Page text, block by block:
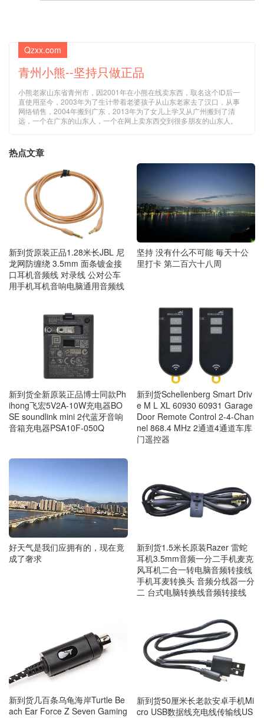
Qzxx.com
青州小熊--坚持只做正品
小熊老家山东省青州市，因2001年在小熊在线卖东西，取名这个ID后一
直使用至今，2003年为了生计带着老婆孩子从山东老家去了汉口，从事
网络销售，2004年搬到广东，2013年为了女儿上学又从广州搬到了清
远，一个在广东的山东人，一个在网上卖东西交到很多朋友的山东人。
热点文章
新到货原装正品1.28米长JBL 尼
龙网防缠绕 3.5mm 面条镀金接
口耳机音频线 对录线 公对公车
用手机耳机音响电脑通用音频线
坚持 没有什么不可能 毎天十公
里打卡 第二百六十八周
新到货全新原装正品博士同款Ph
ihong飞宏5V2A-10W充电器BO
SE soundlink mini 2代蓝牙音响
音箱充电器PSA10F-050Q
新到货Schellenberg Smart Driv
e M L XL 60930 60931 Garage
Door Remote Control 2-4-Chan
nel 868.4 MHz 2通道4通道车库
门遥控器
好天气是我们应拥有的，现在竟
成了奢求
新到货1.5米长原装Razer 雷蛇
耳机3.5mm音频一分二手机麦克
风耳机二合一转电脑音频转接线
手机耳麦转换头 音频分线器一分
二 台式电脑转换线音频转接线
新到货几百条乌龟海岸Turtle Be
ach Ear Force Z Seven Gaming
新到货50厘米长老款安卓手机Mi
cro USB数据线充电线传输线US